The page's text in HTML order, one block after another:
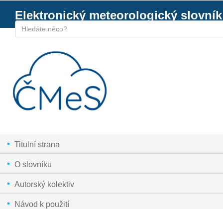
Elektronický meteorologický slovník
Titulní strana
O slovníku
Autorský kolektiv
Návod k použití